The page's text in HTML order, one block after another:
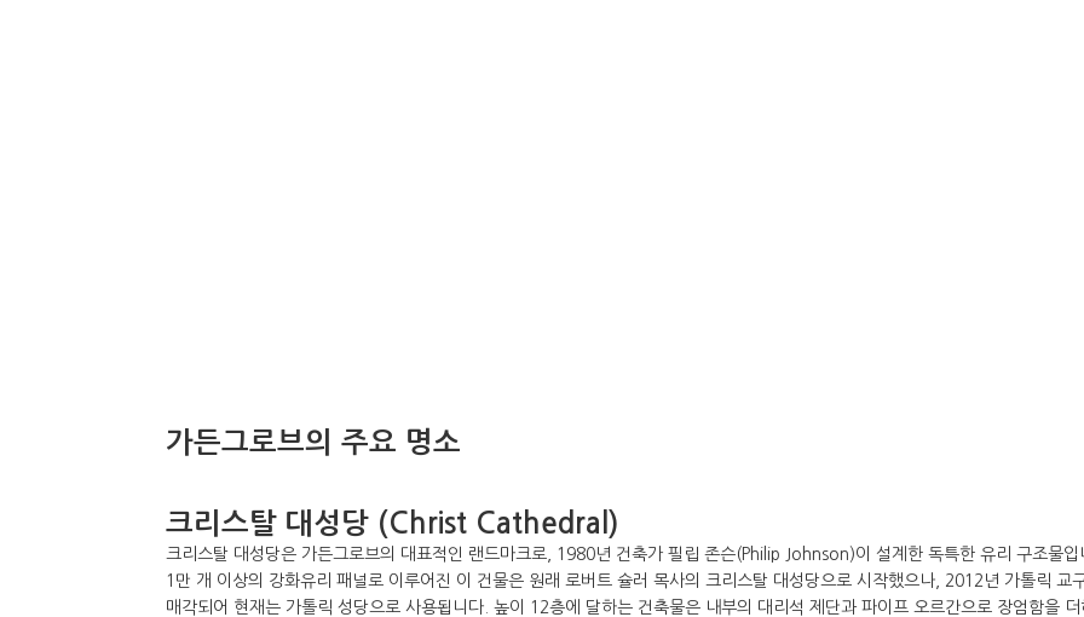
가든그로브의 주요 명소
크리스탈 대성당 (Christ Cathedral)
크리스탈 대성당은 가든그로브의 대표적인 랜드마크로, 1980년 건축가 필립 존슨(Philip Johnson)이 설계한 독특한 유리 구조물입
1만 개 이상의 강화유리 패널로 이루어진 이 건물은 원래 로버트 슐러 목사의 크리스탈 대성당으로 시작했으나, 2012년 가톨릭 교
매각되어 현재는 가톨릭 성당으로 사용됩니다. 높이 12층에 달하는 건축물은 내부의 대리석 제단과 파이프 오르간으로 장엄함을 더